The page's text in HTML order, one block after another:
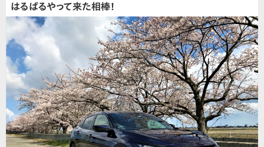
はるばるやって来た相棒！